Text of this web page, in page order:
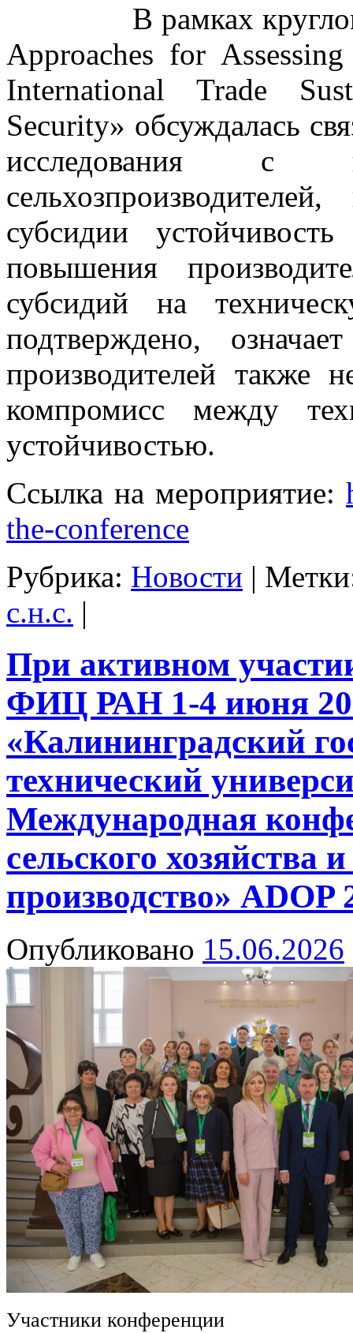
В рамках круглого
Approaches for
International Trade
Security» обсуждалась
исследования с
субсидии
повышения
субсидий на
подтверждено,
производителей также
компромисс между
устойчивостью.
Ссылка на мероприятие:
the-conference
Рубрика: Новости |
с.н.с. |
При активном
ФИЦ РАН 1-4 июня
«Калининградский
технический
Международная
сельского хозяйства
производство» ADOP
Опубликовано 15.06.2026
Участники конференции